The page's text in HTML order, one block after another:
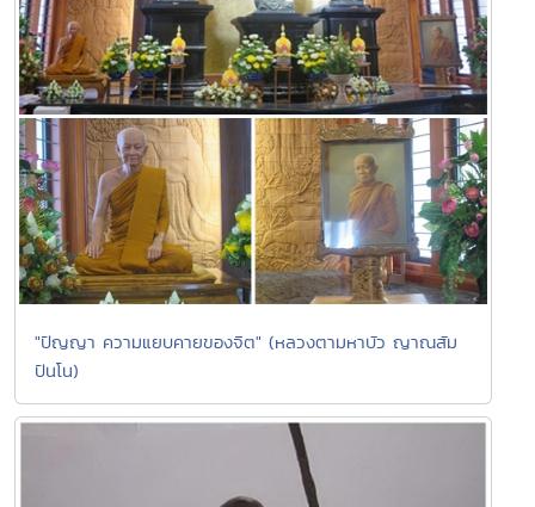
"ปัญญา ความแยบคายของจิต" (หลวงตามหาบัว ญาณสัม
ปันโน)